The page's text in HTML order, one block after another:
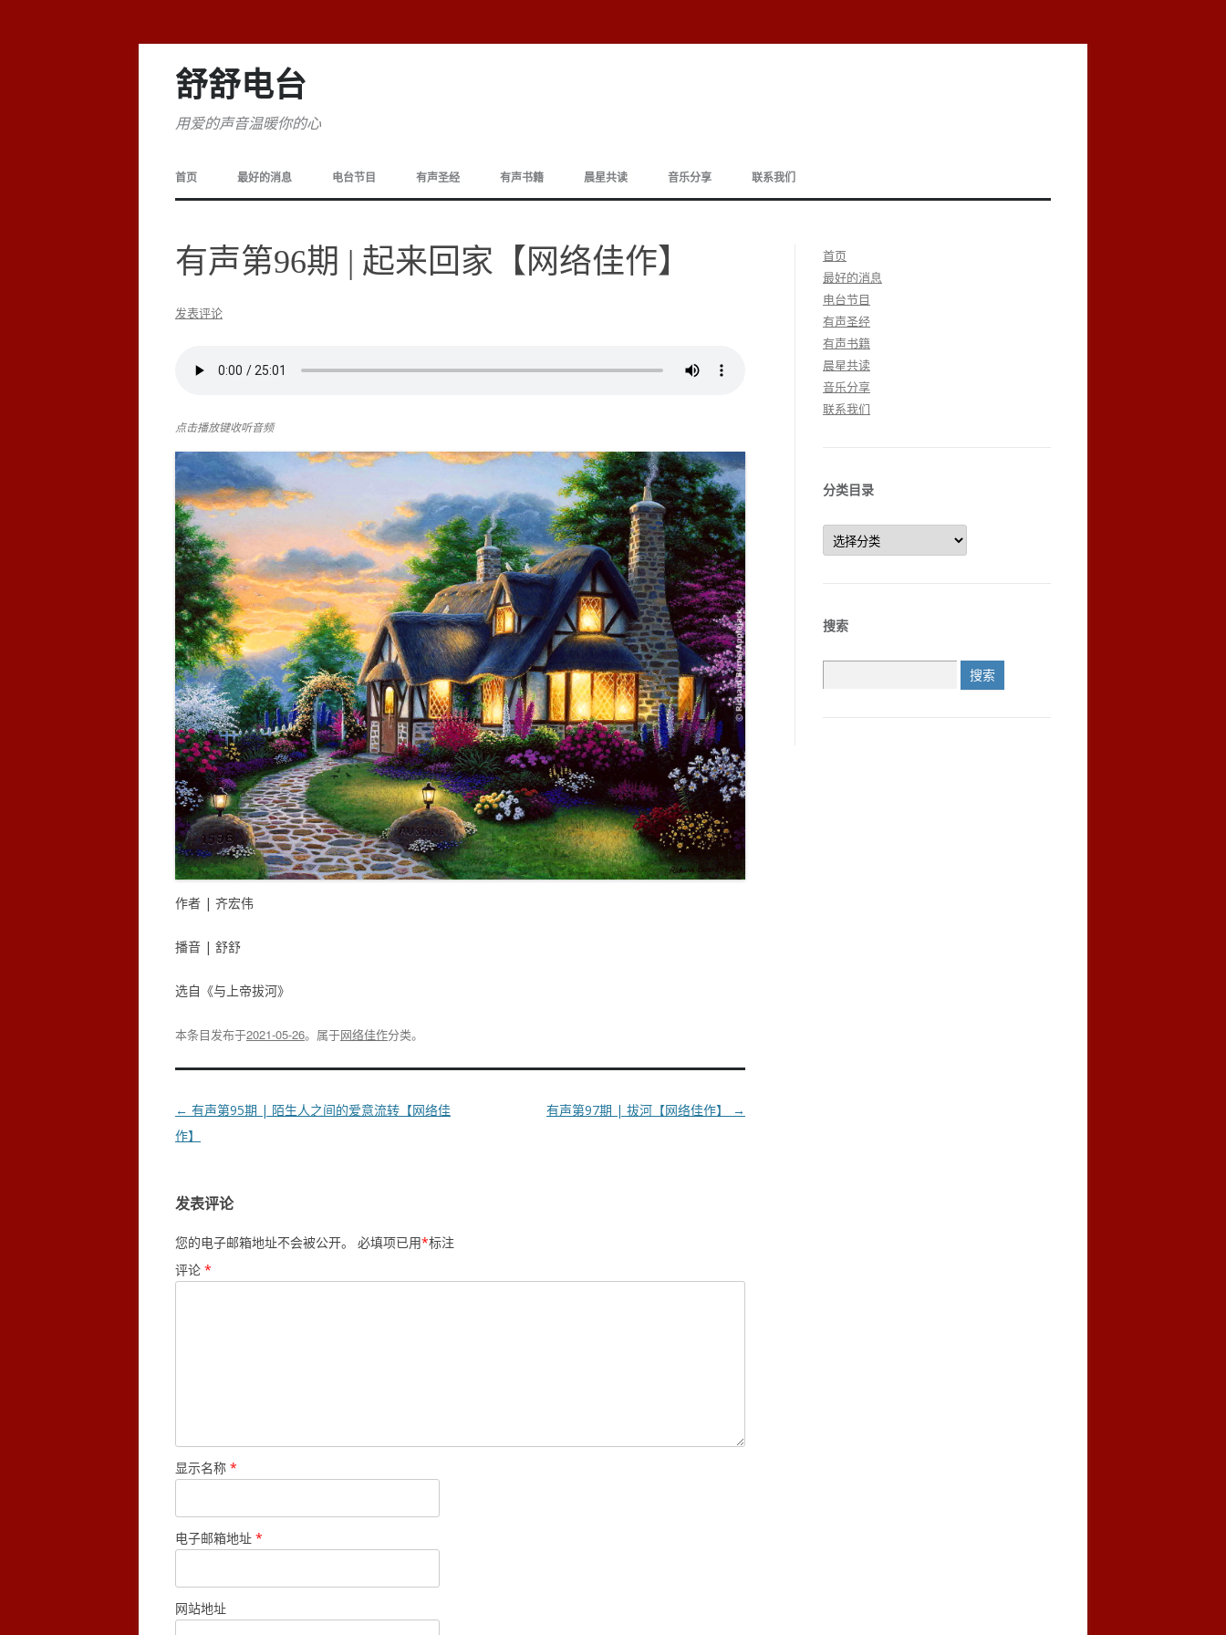
舒舒电台
用爱的声音温暖你的心
至
文
首页 最好的消息 电台节目 有声圣经 有声书籍 晨星共读 音乐分享 联系我们
有声第96期 | 起来回家【网络佳作】
发表评论
点击播放键收听音频
作者 | 齐宏伟
播音 | 舒舒
选自《与上帝拔河》
本条目发布于2021-05-26。属于网络佳作分类。
文
章
← 有声第95期 | 陌生人之间的爱意流转【网络佳
作】
有声第97期 | 拔河【网络佳作】 →
发表评论
您的电子邮箱地址不会被公开。 必填项已用*标注
评论 *
显示名称 *
电子邮箱地址 *
网站地址
首页
最好的消息
电台节目
有声圣经
有声书籍
晨星共读
音乐分享
联系我们
分类目录
分
类
目
搜索
索：